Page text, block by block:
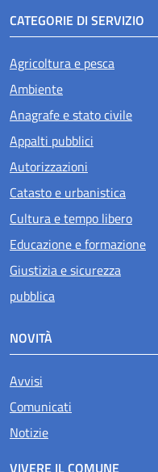
CATEGORIE DI SERVIZIO
Agricoltura e pesca
Ambiente
Anagrafe e stato civile
Appalti pubblici
Autorizzazioni
Catasto e urbanistica
Cultura e tempo libero
Educazione e formazione
Giustizia e sicurezza
pubblica
NOVITÀ
Avvisi
Comunicati
Notizie
VIVERE IL COMUNE